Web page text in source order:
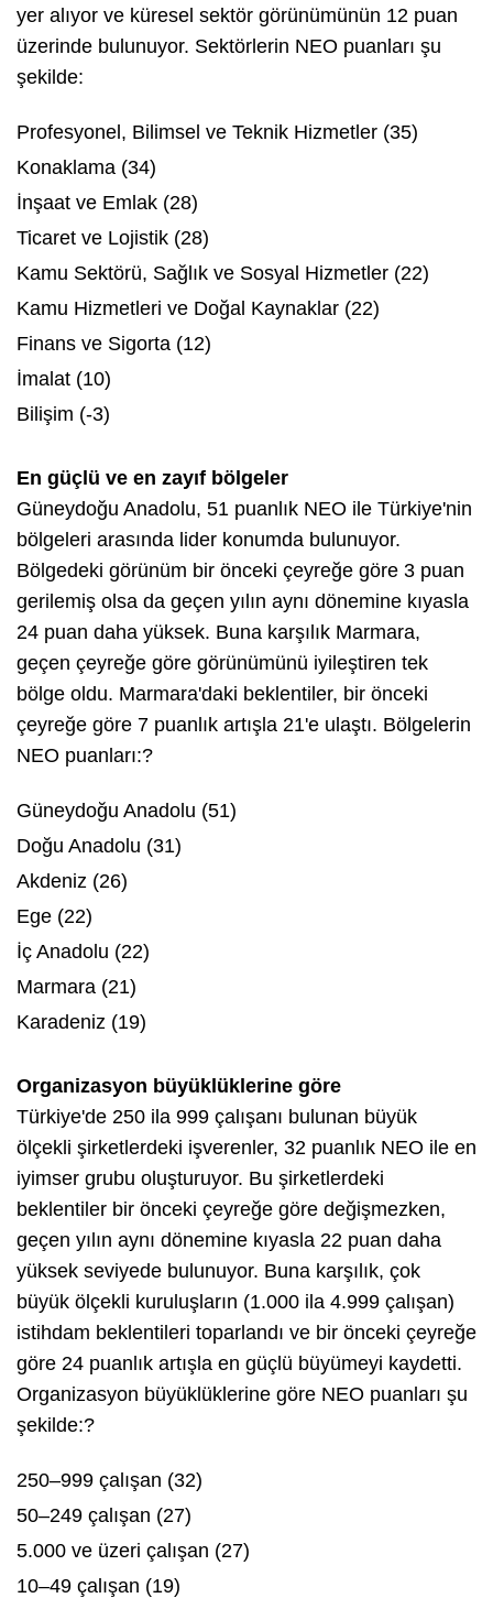
yer alıyor ve küresel sektör görünümünün 12 puan
üzerinde bulunuyor. Sektörlerin NEO puanları şu
şekilde:
Profesyonel, Bilimsel ve Teknik Hizmetler (35)
Konaklama (34)
İnşaat ve Emlak (28)
Ticaret ve Lojistik (28)
Kamu Sektörü, Sağlık ve Sosyal Hizmetler (22)
Kamu Hizmetleri ve Doğal Kaynaklar (22)
Finans ve Sigorta (12)
İmalat (10)
Bilişim (-3)
En güçlü ve en zayıf bölgeler
Güneydoğu Anadolu, 51 puanlık NEO ile Türkiye'nin
bölgeleri arasında lider konumda bulunuyor.
Bölgedeki görünüm bir önceki çeyreğe göre 3 puan
gerilemiş olsa da geçen yılın aynı dönemine kıyasla
24 puan daha yüksek. Buna karşılık Marmara,
geçen çeyreğe göre görünümünü iyileştiren tek
bölge oldu. Marmara'daki beklentiler, bir önceki
çeyreğe göre 7 puanlık artışla 21'e ulaştı. Bölgelerin
NEO puanları:?
Güneydoğu Anadolu (51)
Doğu Anadolu (31)
Akdeniz (26)
Ege (22)
İç Anadolu (22)
Marmara (21)
Karadeniz (19)
Organizasyon büyüklüklerine göre
Türkiye'de 250 ila 999 çalışanı bulunan büyük
ölçekli şirketlerdeki işverenler, 32 puanlık NEO ile en
iyimser grubu oluşturuyor. Bu şirketlerdeki
beklentiler bir önceki çeyreğe göre değişmezken,
geçen yılın aynı dönemine kıyasla 22 puan daha
yüksek seviyede bulunuyor. Buna karşılık, çok
büyük ölçekli kuruluşların (1.000 ila 4.999 çalışan)
istihdam beklentileri toparlandı ve bir önceki çeyreğe
göre 24 puanlık artışla en güçlü büyümeyi kaydetti.
Organizasyon büyüklüklerine göre NEO puanları şu
şekilde:?
250–999 çalışan (32)
50–249 çalışan (27)
5.000 ve üzeri çalışan (27)
10–49 çalışan (19)